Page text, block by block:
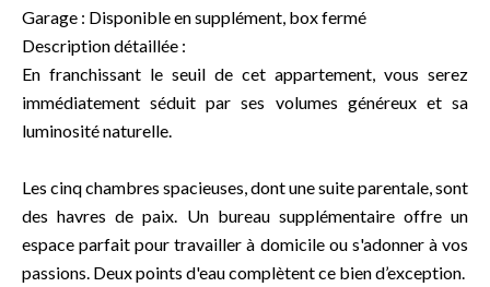
Garage : Disponible en supplément, box fermé
Description détaillée :
En franchissant le seuil de cet appartement, vous serez
immédiatement séduit par ses volumes généreux et sa
luminosité naturelle.
Les cinq chambres spacieuses, dont une suite parentale, sont
des havres de paix. Un bureau supplémentaire offre un
espace parfait pour travailler à domicile ou s'adonner à vos
passions. Deux points d'eau complètent ce bien d’exception.